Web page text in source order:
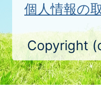
個人情報の
Copyright